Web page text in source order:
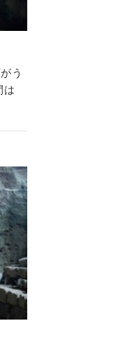
う
は